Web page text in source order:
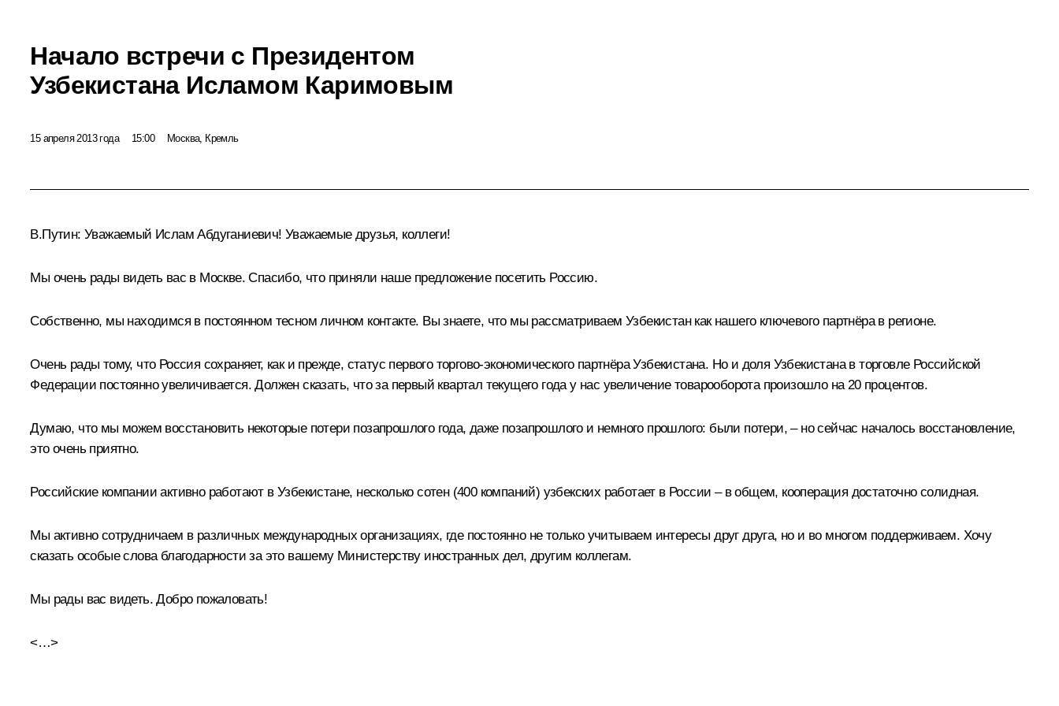
Начало встречи с Президентом
Узбекистана Исламом Каримовым
15 апреля 2013 года 15:00 Москва, Кремль
В.Путин: Уважаемый Ислам Абдуганиевич! Уважаемые друзья, коллеги!
Мы очень рады видеть вас в Москве. Спасибо, что приняли наше предложение посетить Россию.
Собственно, мы находимся в постоянном тесном личном контакте. Вы знаете, что мы рассматриваем Узбекистан как нашего ключевого партнёра в регионе.
Очень рады тому, что Россия сохраняет, как и прежде, статус первого торгово-экономического партнёра Узбекистана. Но и доля Узбекистана в торговле Российской
Федерации постоянно увеличивается. Должен сказать, что за первый квартал текущего года у нас увеличение товарооборота произошло на 20 процентов.
Думаю, что мы можем восстановить некоторые потери позапрошлого года, даже позапрошлого и немного прошлого: были потери, – но сейчас началось восстановление,
это очень приятно.
Российские компании активно работают в Узбекистане, несколько сотен (400 компаний) узбекских работает в России – в общем, кооперация достаточно солидная.
Мы активно сотрудничаем в различных международных организациях, где постоянно не только учитываем интересы друг друга, но и во многом поддерживаем. Хочу
сказать особые слова благодарности за это вашему Министерству иностранных дел, другим коллегам.
Мы рады вас видеть. Добро пожаловать!
<…>